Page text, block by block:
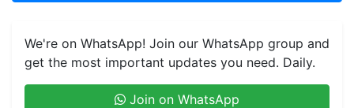
We're on WhatsApp! Join our WhatsApp group and
get the most important updates you need. Daily.
Join on WhatsApp